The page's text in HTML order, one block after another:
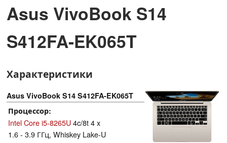
Asus VivoBook S14
S412FA-EK065T
Характеристики
Asus VivoBook S14 S412FA-EK065T
Процессор
Intel Core i5-8265U4c/8t 4 x
1.6 - 3.9 ГГц, Whiskey Lake-U